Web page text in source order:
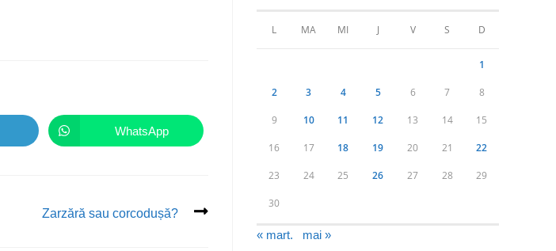
WhatsApp
Zarzără sau corcodușă?
L MA MI J V S D
1
2 3 4 5 6 7 8
9 10 11 12 13 14 15
16 17 18 19 20 21 22
23 24 25 26 27 28 29
30
« mart. mai »